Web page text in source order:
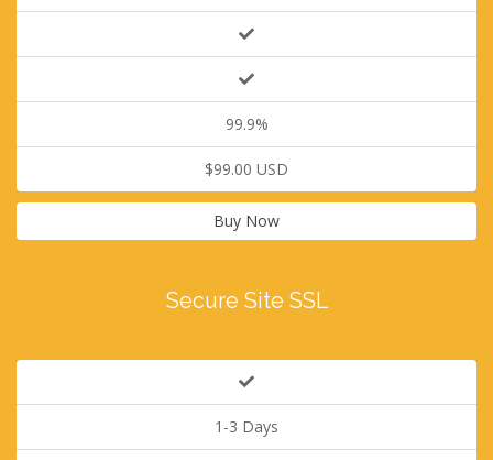
99.9%
$99.00 USD
Buy Now
Secure Site SSL
1-3 Days